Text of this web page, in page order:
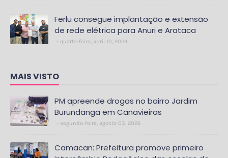
Ferlu consegue implantação e extensão
de rede elétrica para Anuri e Arataca
quarta-feira, abril 10, 2024
MAIS VISTO
PM apreende drogas no bairro Jardim
Burundanga em Canavieiras
segunda-feira, agosto 03, 2026
Camacan: Prefeitura promove primeiro